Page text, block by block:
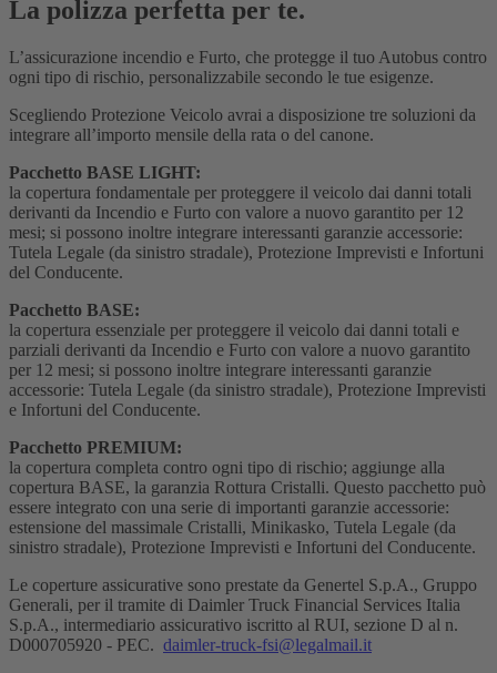
La polizza perfetta per te.
L’assicurazione incendio e Furto, che protegge il tuo Autobus contro
ogni tipo di rischio, personalizzabile secondo le tue esigenze.
Scegliendo Protezione Veicolo avrai a disposizione tre soluzioni da
integrare all’importo mensile della rata o del canone.
Pacchetto BASE LIGHT:
la copertura fondamentale per proteggere il veicolo dai danni totali
derivanti da Incendio e Furto con valore a nuovo garantito per 12
mesi; si possono inoltre integrare interessanti garanzie accessorie:
Tutela Legale (da sinistro stradale), Protezione Imprevisti e Infortuni
del Conducente.
Pacchetto BASE:
la copertura essenziale per proteggere il veicolo dai danni totali e
parziali derivanti da Incendio e Furto con valore a nuovo garantito
per 12 mesi; si possono inoltre integrare interessanti garanzie
accessorie: Tutela Legale (da sinistro stradale), Protezione Imprevisti
e Infortuni del Conducente.
Pacchetto PREMIUM:
la copertura completa contro ogni tipo di rischio; aggiunge alla
copertura BASE, la garanzia Rottura Cristalli. Questo pacchetto può
essere integrato con una serie di importanti garanzie accessorie:
estensione del massimale Cristalli, Minikasko, Tutela Legale (da
sinistro stradale), Protezione Imprevisti e Infortuni del Conducente.
Le coperture assicurative sono prestate da Genertel S.p.A., Gruppo
Generali, per il tramite di Daimler Truck Financial Services Italia
S.p.A., intermediario assicurativo iscritto al RUI, sezione D al n.
D000705920 - PEC. daimler-truck-fsi@legalmail.it